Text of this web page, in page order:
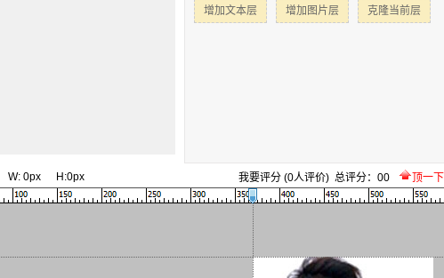
增加文本层 增加图片层 克隆当前层
W: 0px H:0px 我要评分 (0人评价) 总评分： 00 顶一下